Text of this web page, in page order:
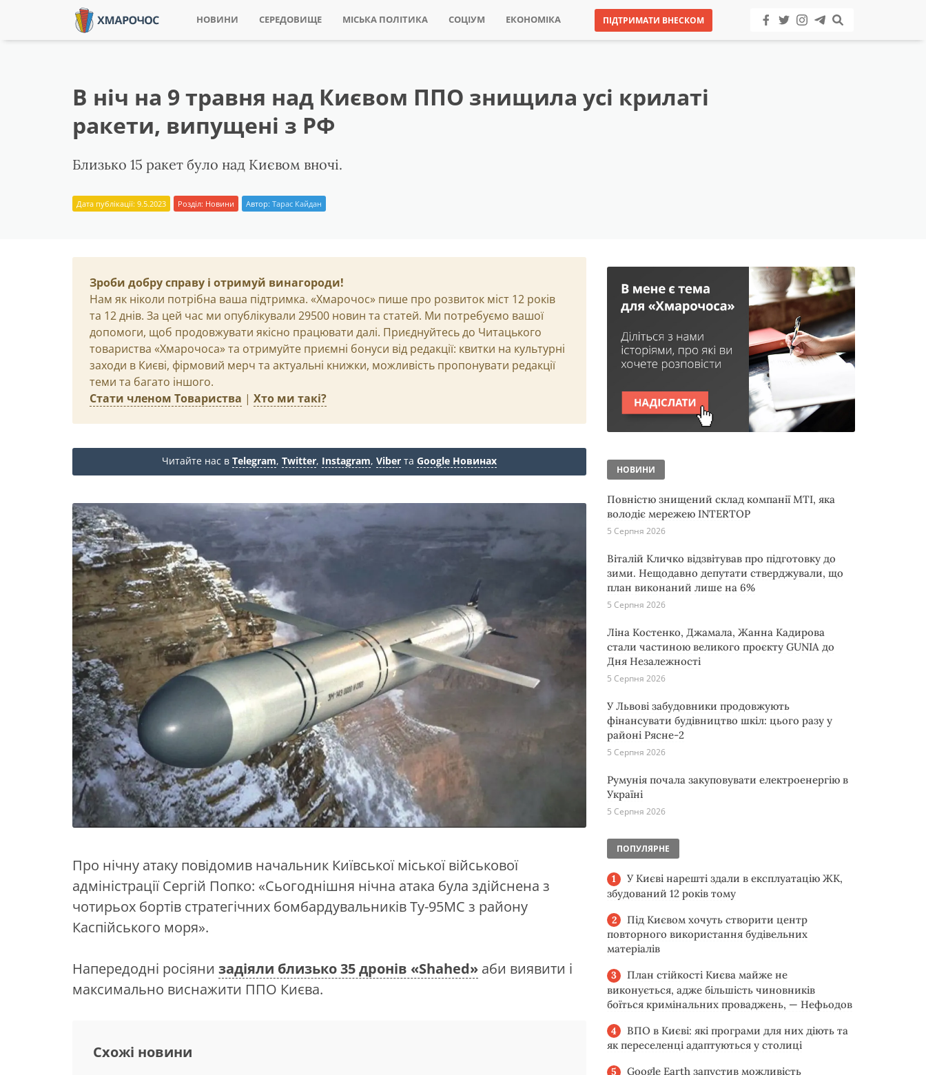
НОВИНИ СЕРЕДОВИЩЕ МІСЬКА ПОЛІТИКА СОЦІУМ ЕКОНОМІКА ПІДТРИМАТИ ВНЕСКОМ
В ніч на 9 травня над Києвом ППО знищила усі крилаті
ракети, випущені з РФ
Близько 15 ракет було над Києвом вночі.
Дата публікації: 9.5.2023 Розділ: Новини Автор: Тарас Кайдан
Зроби добру справу і отримуй винагороди!
Нам як ніколи потрібна ваша підтримка. «Хмарочос» пише про розвиток міст 12 років
та 12 днів. За цей час ми опублікували 29500 новин та статей. Ми потребуємо вашої
допомоги, щоб продовжувати якісно працювати далі. Приєднуйтесь до Читацького
товариства «Хмарочоса» та отримуйте приємні бонуси від редакції: квитки на культурні
заходи в Києві, фірмовий мерч та актуальні книжки, можливість пропонувати редакції
теми та багато іншого.
Стати членом Товариства | Хто ми такі?
Читайте нас в Telegram, Twitter, Instagram, Viber та Google Новинах
Про нічну атаку повідомив начальник Київської міської військової
адміністрації Сергій Попко: «Сьогоднішня нічна атака була здійснена з
чотирьох бортів стратегічних бомбардувальників Ту-95МС з району
Каспійського моря».
Напередодні росіяни задіяли близько 35 дронів «Shahed» аби виявити і
максимально виснажити ППО Києва.
Схожі новини
НОВИНИ
Повністю знищений склад компанії MTI, яка
володіє мережею INTERTOP
5 Серпня 2026
Віталій Кличко відзвітував про підготовку до
зими. Нещодавно депутати стверджували, що
план виконаний лише на 6%
5 Серпня 2026
Ліна Костенко, Джамала, Жанна Кадирова
стали частиною великого проєкту GUNIA до
Дня Незалежності
5 Серпня 2026
У Львові забудовники продовжують
фінансувати будівництво шкіл: цього разу у
районі Рясне-2
5 Серпня 2026
Румунія почала закуповувати електроенергію в
Україні
5 Серпня 2026
ПОПУЛЯРНЕ
У Києві нарешті здали в експлуатацію ЖК,
збудований 12 років тому
Під Києвом хочуть створити центр
повторного використання будівельних
матеріалів
План стійкості Києва майже не
виконується, адже більшість чиновників
боїться кримінальних проваджень, — Нефьодов
ВПО в Києві: які програми для них діють та
як переселенці адаптуються у столиці
Google Earth запустив можливість